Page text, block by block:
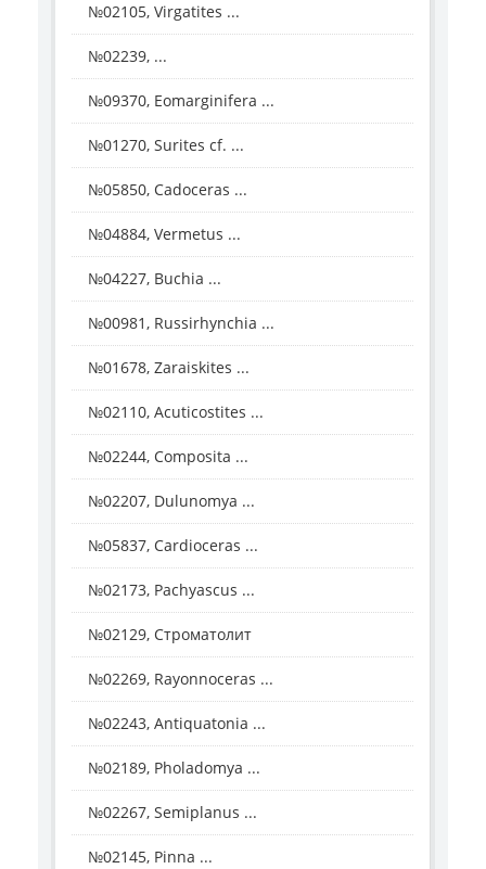
№02105, Virgatites ...
№02239, ...
№09370, Eomarginifera ...
№01270, Surites cf. ...
№05850, Cadoceras ...
№04884, Vermetus ...
№04227, Buchia ...
№00981, Russirhynchia ...
№01678, Zaraiskites ...
№02110, Acuticostites ...
№02244, Composita ...
№02207, Dulunomya ...
№05837, Cardioceras ...
№02173, Pachyascus ...
№02129, Строматолит
№02269, Rayonnoceras ...
№02243, Antiquatonia ...
№02189, Pholadomya ...
№02267, Semiplanus ...
№02145, Pinna ...